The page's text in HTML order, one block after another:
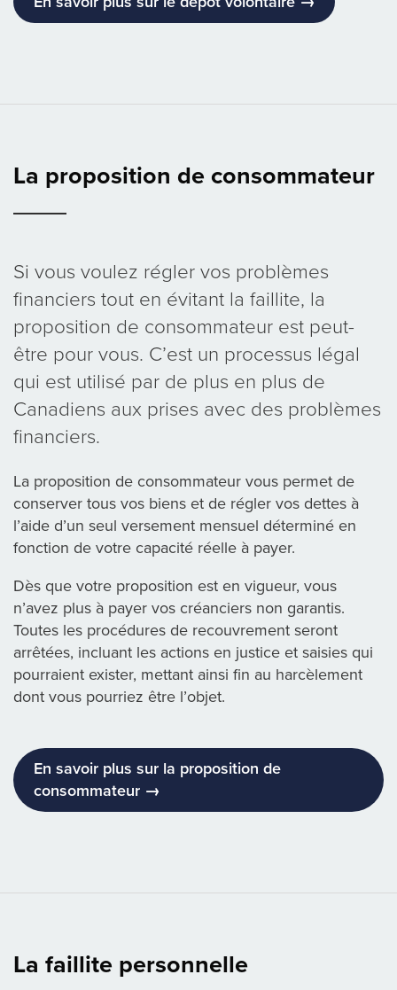
La proposition de consommateur
Si vous voulez régler vos problèmes
financiers tout en évitant la faillite, la
proposition de consommateur est peut-
être pour vous. C’est un processus légal
qui est utilisé par de plus en plus de
Canadiens aux prises avec des problèmes
financiers.
La proposition de consommateur vous permet de
conserver tous vos biens et de régler vos dettes à
l’aide d’un seul versement mensuel déterminé en
fonction de votre capacité réelle à payer.
Dès que votre proposition est en vigueur, vous
n’avez plus à payer vos créanciers non garantis.
Toutes les procédures de recouvrement seront
arrêtées, incluant les actions en justice et saisies qui
pourraient exister, mettant ainsi fin au harcèlement
dont vous pourriez être l’objet.
En savoir plus sur la proposition de
consommateur →
La faillite personnelle